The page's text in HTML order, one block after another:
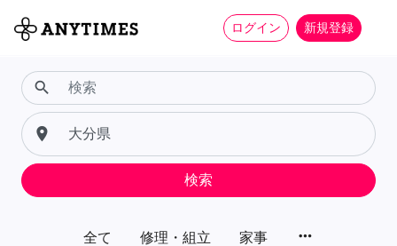
ログイン 新規登録
全て 修理・組立 家事 more_horiz
search
place
検索